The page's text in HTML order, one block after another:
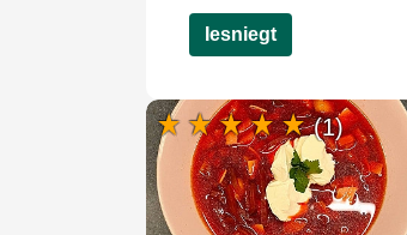
Iesniegt
(1)